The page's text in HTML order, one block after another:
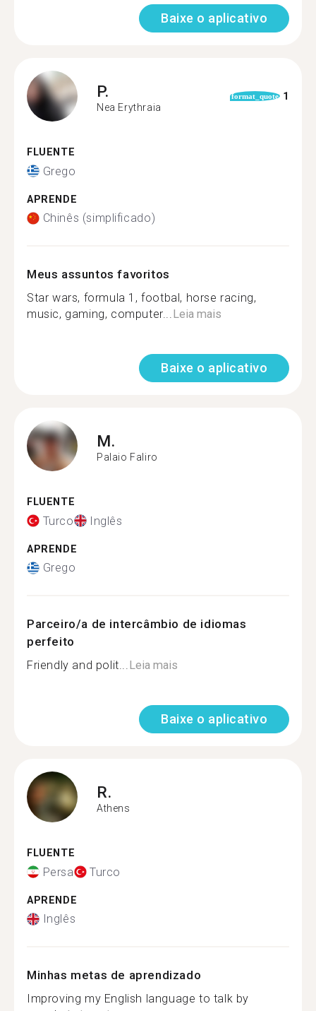
Baixe o aplicativo
P.
Nea Erythraia
format_quote 1
FLUENTE
Grego
APRENDE
Chinês (simplificado)
Meus assuntos favoritos
Star wars, formula 1, footbal, horse racing,
music, gaming, computer...Leia mais
Baixe o aplicativo
M.
Palaio Faliro
FLUENTE
Turco Inglês
APRENDE
Grego
Parceiro/a de intercâmbio de idiomas
perfeito
Friendly and polit...Leia mais
Baixe o aplicativo
R.
Athens
FLUENTE
Persa Turco
APRENDE
Inglês
Minhas metas de aprendizado
Improving my English language to talk by